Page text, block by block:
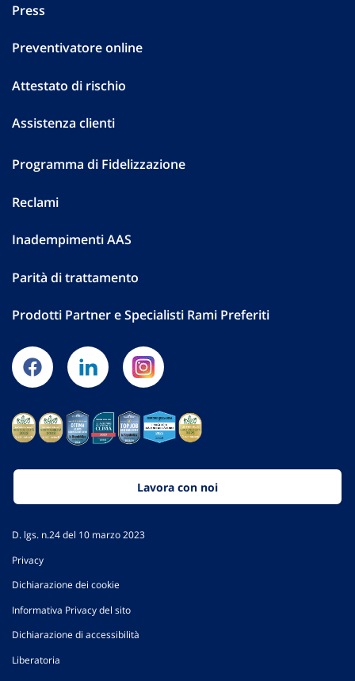
Press
Preventivatore online
Attestato di rischio
Assistenza clienti
Programma di Fidelizzazione
Reclami
Inadempimenti AAS
Parità di trattamento
Prodotti Partner e Specialisti Rami Preferiti
Lavora con noi
D. lgs. n.24 del 10 marzo 2023
Privacy
Dichiarazione dei cookie
Informativa Privacy del sito
Dichiarazione di accessibilità
Liberatoria